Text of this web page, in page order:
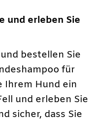
und erleben Sie
bestellen Sie
für
Ihrem Hund ein
und erleben Sie
sicher, dass Sie